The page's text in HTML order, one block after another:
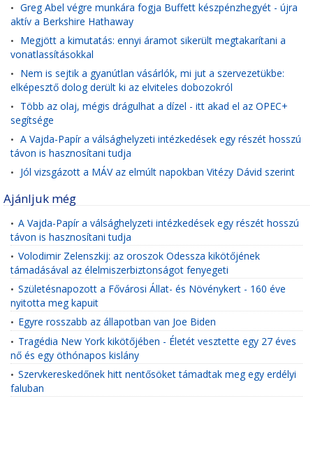
• Greg Abel végre munkára fogja Buffett készpénzhegyét - újra
aktív a Berkshire Hathaway
• Megjött a kimutatás: ennyi áramot sikerült megtakarítani a
vonatlassításokkal
• Nem is sejtik a gyanútlan vásárlók, mi jut a szervezetükbe:
elképesztő dolog derült ki az elviteles dobozokról
• Több az olaj, mégis drágulhat a dízel - itt akad el az OPEC+
segítsége
• A Vajda-Papír a válsághelyzeti intézkedések egy részét hosszú
távon is hasznosítani tudja
• Jól vizsgázott a MÁV az elmúlt napokban Vitézy Dávid szerint
Ajánljuk még
• A Vajda-Papír a válsághelyzeti intézkedések egy részét hosszú
távon is hasznosítani tudja
• Volodimir Zelenszkij: az oroszok Odessza kikötőjének
támadásával az élelmiszerbiztonságot fenyegeti
• Születésnapozott a Fővárosi Állat- és Növénykert - 160 éve
nyitotta meg kapuit
• Egyre rosszabb az állapotban van Joe Biden
• Tragédia New York kikötőjében - Életét vesztette egy 27 éves
nő és egy öthónapos kislány
• Szervkereskedőnek hitt nentősöket támadtak meg egy erdélyi
faluban